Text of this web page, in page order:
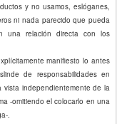
y no usamos, eslóganes,
ni nada parecido que pueda
una relación directa con los
manifiesto lo antes
de responsabilidades en
independientemente de la
-omitiendo el colocarlo en una
.